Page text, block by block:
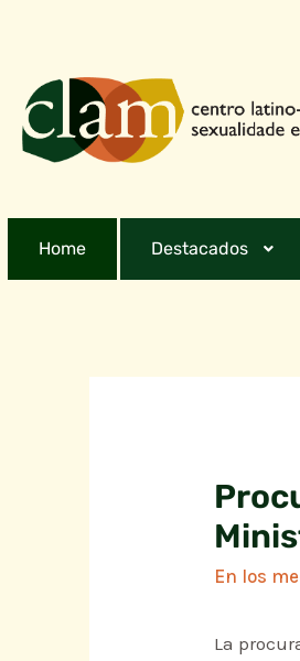
Home Destacados
En los
La